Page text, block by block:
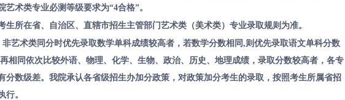
艺术类专业必测等级要求为“4合格”。
生所在省、自治区、直辖市招生主管部门艺术类（美术类）专业录取规则为准。
艺术类同分时优先录取数学单科成绩较高者，若数学分数相同,则优先录取语文单科分数
相同依次比较外语、物理、化学、生物、政治、历史、地理成绩，录取分数较高者，各专
分数级差。我院承认各省级招生办加分政策，对政策加分考生的录取，按照考生所属省招
行。